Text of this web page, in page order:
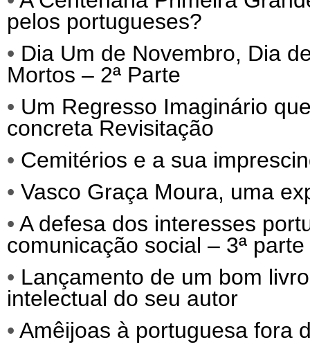
pelos portugueses?
• Dia Um de Novembro, Dia
Mortos – 2ª Parte
• Um Regresso Imaginário
concreta Revisitação
• Cemitérios e a sua
• Vasco Graça Moura, uma
• A defesa dos interesses
comunicação social – 3ª parte
• Lançamento de um bom
intelectual do seu autor
• Amêijoas à portuguesa fora